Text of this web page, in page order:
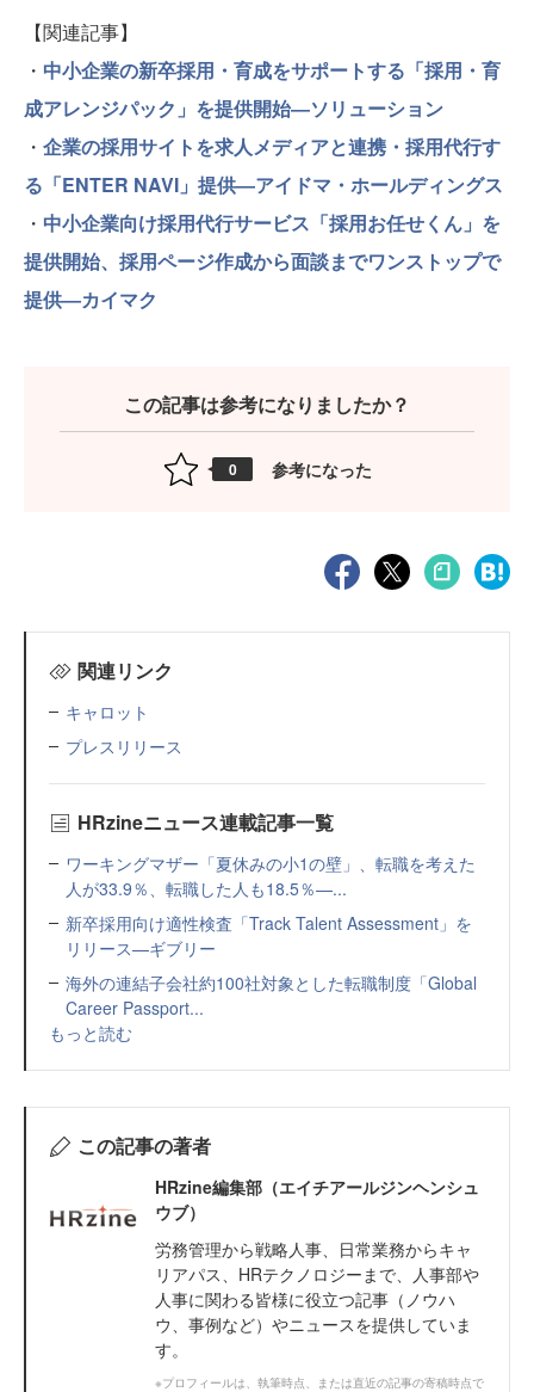
【関連記事】
・ 中小企業の新卒採用・育成をサポートする「採用・育
成アレンジパック」を提供開始―ソリューション
・ 企業の採用サイトを求人メディアと連携・採用代行す
る「ENTER NAVI」提供―アイドマ・ホールディングス
・ 中小企業向け採用代行サービス「採用お任せくん」を
提供開始、採用ページ作成から面談までワンストップで
提供―カイマク
この記事は参考になりましたか？
0 参考になった
関連リンク
キャロット
プレスリリース
HRzineニュース連載記事一覧
ワーキングマザー「夏休みの小1の壁」、転職を考えた
人が33.9％、転職した人も18.5％—...
新卒採用向け適性検査「Track Talent Assessment」を
リリース—ギブリー
海外の連結子会社約100社対象とした転職制度「Global
Career Passport...
もっと読む
この記事の著者
HRzine編集部（エイチアールジンヘンシュ
ウブ）
労務管理から戦略人事、日常業務からキャ
リアパス、HRテクノロジーまで、人事部や
人事に関わる皆様に役立つ記事（ノウハ
ウ、事例など）やニュースを提供していま
す。
※プロフィールは、執筆時点、または直近の記事の寄稿時点で